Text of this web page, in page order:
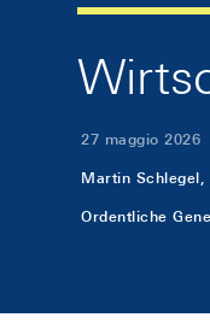
27 maggio 2026
Martin Schlegel,
Ordentliche